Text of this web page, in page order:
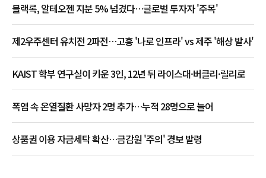
블랙록, 알테오젠 지분 5% 넘겼다…글로벌 투자자 '주목'
제2우주센터 유치전 2파전…고흥 '나로 인프라' vs 제주 '해상 발사'
KAIST 학부 연구실이 키운 3인, 12년 뒤 라이스대·버클리·릴리로
폭염 속 온열질환 사망자 2명 추가…누적 28명으로 늘어
상품권 이용 자금세탁 확산…금감원 '주의' 경보 발령